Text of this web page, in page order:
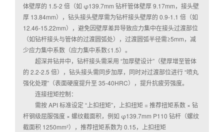
体壁厚的 1.5-2 倍（如 φ139.7mm 钻杆管体壁厚 9.17mm，接头壁
厚 13.84mm），钻头接头壁厚需为钻杆接头壁厚的 0.9-1.1 倍（如
12.46-15.22mm），避免因壁厚差异导致应力集中在接头过渡部位
（如钻杆接头与管体的过渡圆弧处），过渡圆弧半径需≥5mm，减
少应力集中系数（应力集中系数≤1.5）。
超深井钻井中，钻杆接头需采用 “加厚壁设计”（壁厚增至管体
的 2.2-2.5 倍），钻头接头需同步加厚，同时对过渡部位进行 “喷丸
强化处理”（表面硬度提升至 35-40HRC），提升抗疲劳强度。
连接扭矩控制：
需按 API 标准设定 “上扣扭矩”，上扣扭矩 = 推荐扭矩系数 × 钻
杆钢级屈服强度 × 螺纹截面积，例如 φ139.7mm P110 钻杆（螺纹
截面积 1250mm²），推荐扭矩系数为 0.15，上扣扭矩